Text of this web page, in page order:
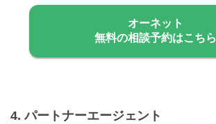
オーネット
無料の相談予約はこちら
4. パートナーエージェント